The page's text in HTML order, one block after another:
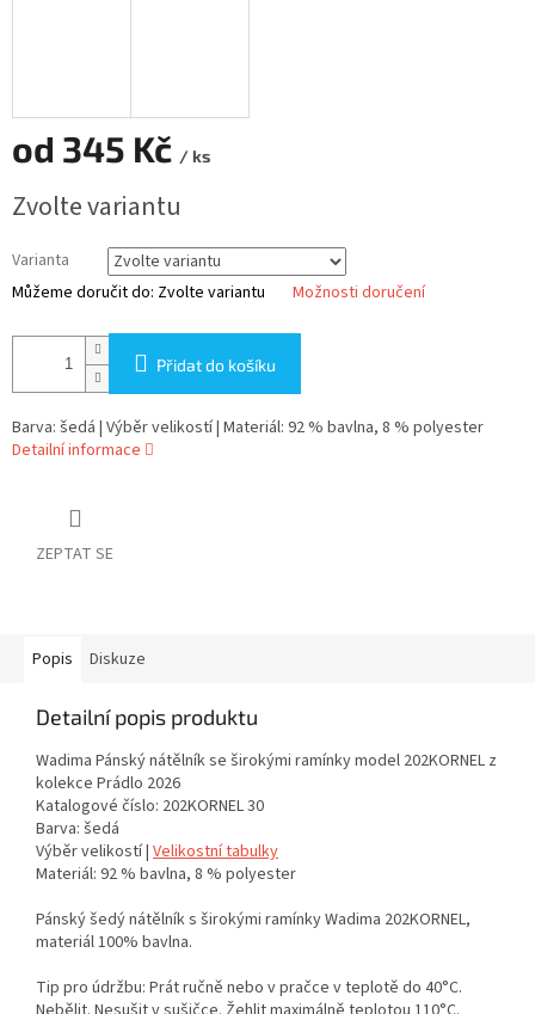
od 345 Kč / ks
cena:
Zvolte variantu
Varianta
Můžeme doručit do: Zvolte variantu Možnosti doručení
Přidat do košíku
Barva: šedá | Výběr velikostí | Materiál: 92 % bavlna, 8 % polyester
Detailní informace
ZEPTAT SE
Popis Diskuze
Detailní popis produktu
Wadima Pánský nátělník se širokými ramínky model 202KORNEL z
kolekce Prádlo 2026
Katalogové číslo: 202KORNEL 30
Barva: šedá
Výběr velikostí | Velikostní tabulky
Materiál: 92 % bavlna, 8 % polyester
Pánský šedý nátělník s širokými ramínky Wadima 202KORNEL,
materiál 100% bavlna.
Tip pro údržbu: Prát ručně nebo v pračce v teplotě do 40°C.